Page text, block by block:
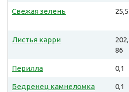
Свежая зелень 25,5
Листья карри
202,
86
Перилла 0,1
Бедренец камнеломка 0,1